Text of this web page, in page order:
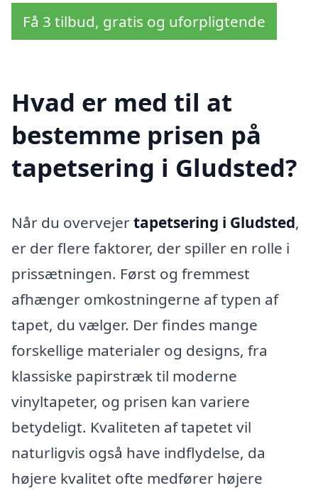
Få 3 tilbud, gratis og uforpligtende
Hvad er med til at
bestemme prisen på
tapetsering i Gludsted?
Når du overvejertapetsering i Gludsted,
er der flere faktorer, der spiller en rolle i
prissætningen. Først og fremmest
afhænger omkostningerne af typen af
tapet, du vælger. Der findes mange
forskellige materialer og designs, fra
klassiske papirstræk til moderne
vinyltapeter, og prisen kan variere
betydeligt. Kvaliteten af tapetet vil
naturligvis også have indflydelse, da
højere kvalitet ofte medfører højere